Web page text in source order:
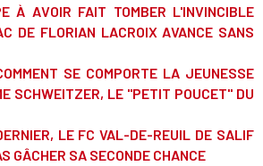
À AVOIR FAIT TOMBER L'INVINCIBLE
DE FLORIAN LACROIX AVANCE SANS
SE COMPORTE LA JEUNESSE
SCHWEITZER, LE "PETIT POUCET" DU
LE FC VAL-DE-REUIL DE SALIF
GÂCHER SA SECONDE CHANCE